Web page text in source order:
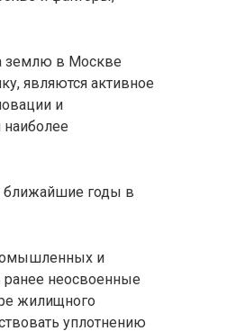
землю в Москве
являются активное
и
наиболее
ближайшие годы в
и
ранее неосвоенные
жилищного
уплотнению